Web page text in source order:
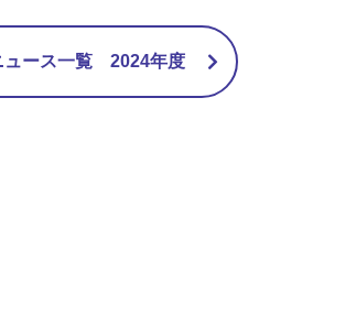
ース一覧 2024年度